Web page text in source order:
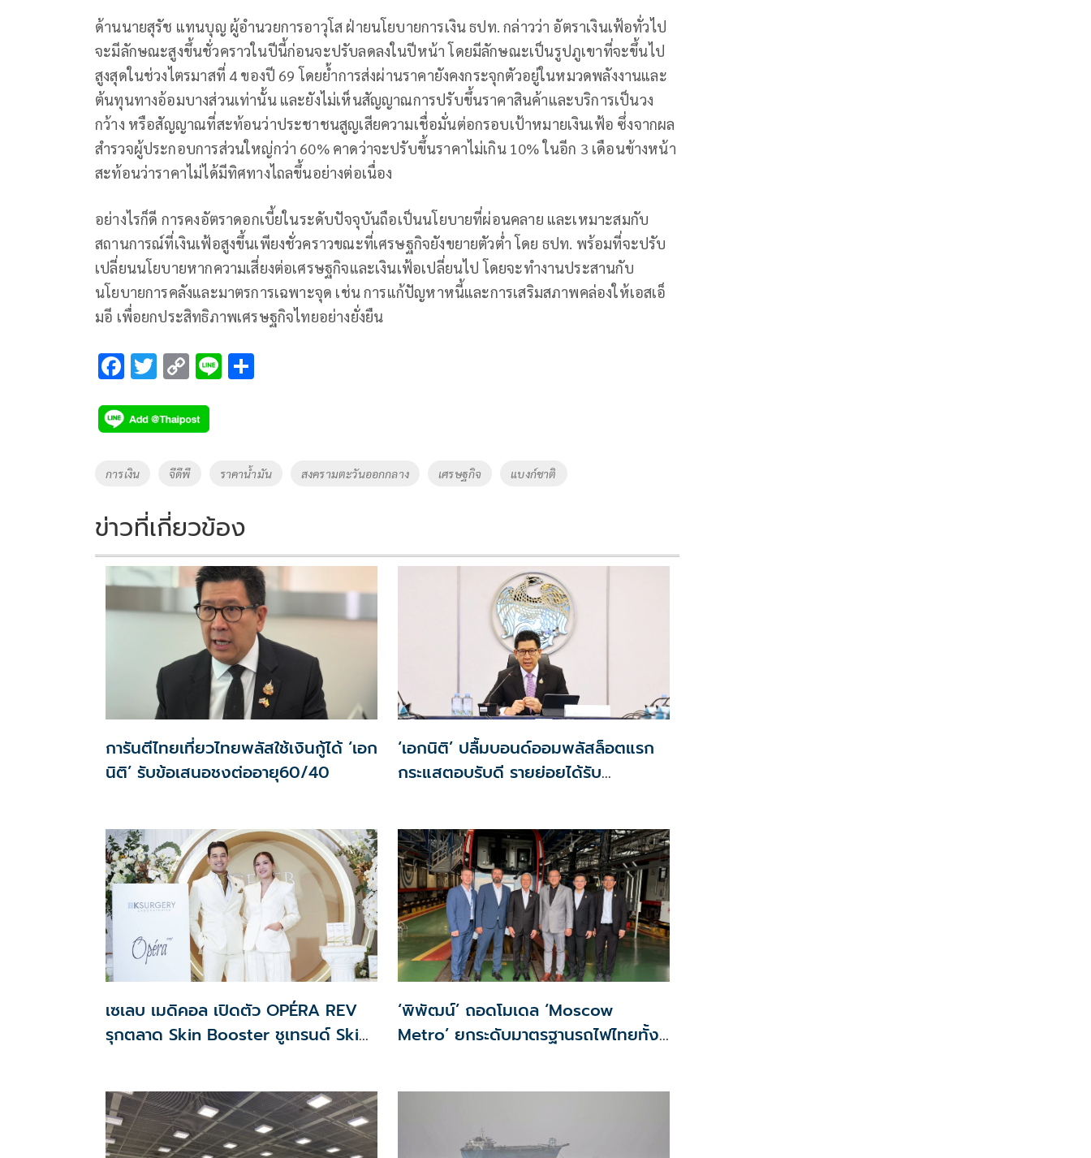
ด้านนายสุรัช แทนบุญ ผู้อำนวยการอาวุโส ฝ่ายนโยบายการเงิน ธปท. กล่าวว่า อัตราเงินเฟ้อทั่วไป
จะมีลักษณะสูงขึ้นชั่วคราวในปีนี้ก่อนจะปรับลดลงในปีหน้า โดยมีลักษณะเป็นรูปภูเขาที่จะขึ้นไป
สูงสุดในช่วงไตรมาสที่ 4 ของปี 69 โดยย้ำการส่งผ่านราคายังคงกระจุกตัวอยู่ในหมวดพลังงานและ
ต้นทุนทางอ้อมบางส่วนเท่านั้น และยังไม่เห็นสัญญาณการปรับขึ้นราคาสินค้าและบริการเป็นวง
กว้าง หรือสัญญาณที่สะท้อนว่าประชาชนสูญเสียความเชื่อมั่นต่อกรอบเป้าหมายเงินเฟ้อ ซึ่งจากผล
สำรวจผู้ประกอบการส่วนใหญ่กว่า 60% คาดว่าจะปรับขึ้นราคาไม่เกิน 10% ในอีก 3 เดือนข้างหน้า
สะท้อนว่าราคาไม่ได้มีทิศทางไถลขึ้นอย่างต่อเนื่อง
อย่างไรก็ดี การคงอัตราดอกเบี้ยในระดับปัจจุบันถือเป็นนโยบายที่ผ่อนคลาย และเหมาะสมกับ
สถานการณ์ที่เงินเฟ้อสูงขึ้นเพียงชั่วคราวขณะที่เศรษฐกิจยังขยายตัวต่ำ โดย ธปท. พร้อมที่จะปรับ
เปลี่ยนนโยบายหากความเสี่ยงต่อเศรษฐกิจและเงินเฟ้อเปลี่ยนไป โดยจะทำงานประสานกับ
นโยบายการคลังและมาตรการเฉพาะจุด เช่น การแก้ปัญหาหนี้และการเสริมสภาพคล่องให้เอสเอ็
มอี เพื่อยกประสิทธิภาพเศรษฐกิจไทยอย่างยั่งยืน
F
e
b
o
k
T
tt
er
C
p
y
Li
k
Li
Tags
การเงิน จีดีพี ราคาน้ำมัน สงครามตะวันออกกลาง เศรษฐกิจ แบงก์ชาติ
ข่าวที่เกี่ยวข้อง
การันตีไทยเที่ยวไทยพลัสใช้เงินกู้ได้ ‘เอก
นิติ’ รับข้อเสนอชงต่ออายุ60/40
‘เอกนิติ’ ปลื้มบอนด์ออมพลัสล็อตแรก
กระแสตอบรับดี รายย่อยได้รับ
เซเลบ เมดิคอล เปิดตัว OPÉRA REV
รุกตลาด Skin Booster ชูเทรนด์ Skin
‘พิพัฒน์’ ถอดโมเดล ‘Moscow
Metro’ ยกระดับมาตรฐานรถไฟไทยทั้ง